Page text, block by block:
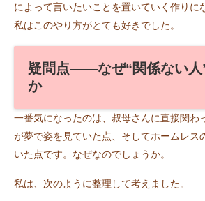
によって言いたいことを置いていく作りに
私はこのやり方がとても好きでした。
疑問点――なぜ“関係ない人
か
一番気になったのは、叔母さんに直接関わ
が夢で姿を見ていた点、そしてホームレス
いた点です。なぜなのでしょうか。
私は、次のように整理して考えました。